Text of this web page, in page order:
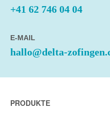
+41 62 746 04 04
E-MAIL
hallo@delta-
PRODUKTE